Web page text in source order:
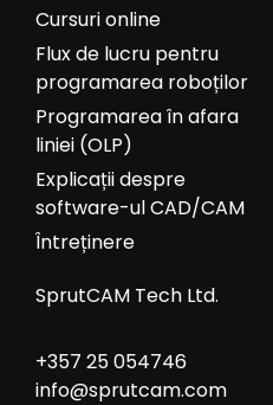
Cursuri online
Flux de lucru pentru
programarea roboților
Programarea în afara
liniei (OLP)
Explicații despre
software-ul CAD/CAM
Întreținere
SprutCAM Tech Ltd.
+357 25 054746
info@sprutcam.com